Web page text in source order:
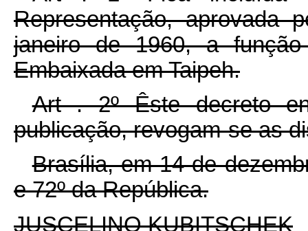
Representação, aprovada
janeiro de 1960, a
Embaixada em Taipeh.
Art . 2º Êste decreto
publicação, revogam-se as
Brasília, em 14 de
e 72º da República.
JUSCELINO KUBITSCHEK